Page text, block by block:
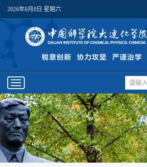
2026年8月8日 星期六
Toggle
navigation